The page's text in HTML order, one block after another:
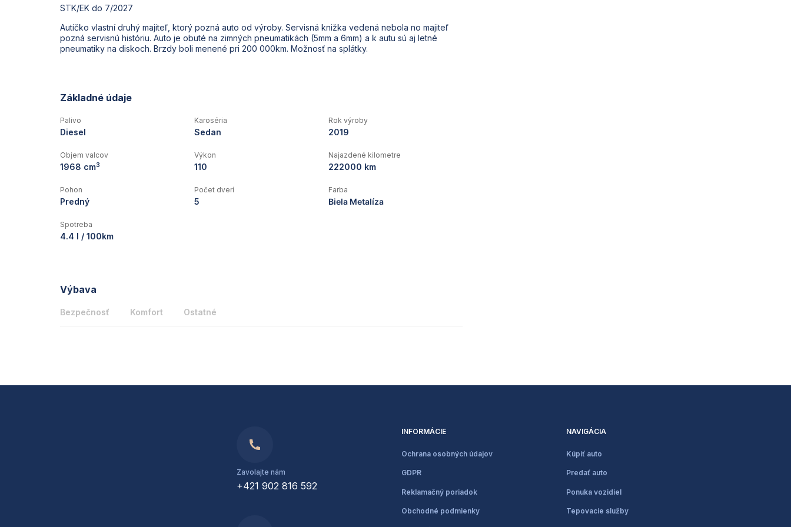
STK/EK do 7/2027
Autíčko vlastní druhý majiteľ, ktorý pozná auto od výroby. Servisná knižka vedená nebola no majiteľ
pozná servisnú históriu. Auto je obuté na zimných pneumatikách (5mm a 6mm) a k autu sú aj letné
pneumatiky na diskoch. Brzdy boli menené pri 200 000km. Možnosť na splátky.
Základné údaje
Palivo
Diesel
Karoséria
Sedan
Rok výroby
2019
Objem valcov
1968 cm3
Výkon
110
Najazdené kilometre
222000 km
Pohon
Predný
Počet dverí
5
Farba
Biela Metalíza
Spotreba
4.4 l / 100km
Výbava
Bezpečnosť Komfort Ostatné
Zavolajte nám
+421 902 816 592
INFORMÁCIE
Ochrana osobných údajov
GDPR
Reklamačný poriadok
Obchodné podmienky
NAVIGÁCIA
Kúpiť auto
Predať auto
Ponuka vozidiel
Tepovacie služby